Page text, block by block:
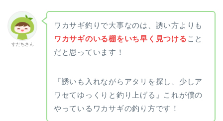
すだちさん
ワカサギ釣りで大事なのは、誘い方よりも
ワカサギのいる棚 をいち早く見つける こと
だと思っています！
『誘いも入れながらアタリを探し、少しア
ワセてゆっくりと釣り上げる』これが僕の
やっているワカサギの釣り方です！